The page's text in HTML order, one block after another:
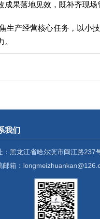
果落地见效，既补齐现
产经营核心任务，以小
我们
：黑龙江省哈尔滨市闽江路237
邮箱：